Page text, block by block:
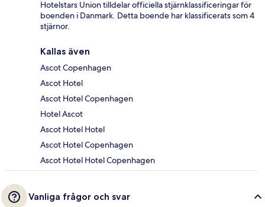
Hotelstars Union tilldelar officiella stjärnklassificeringar för
boenden i Danmark. Detta boende har klassificerats som 4
stjärnor.
Kallas även
Ascot Copenhagen
Ascot Hotel
Ascot Hotel Copenhagen
Hotel Ascot
Ascot Hotel Hotel
Ascot Hotel Copenhagen
Ascot Hotel Hotel Copenhagen
Vanliga frågor och svar